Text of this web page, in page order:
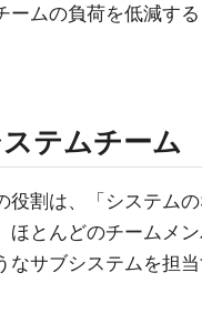
ムの負荷を低減す
テムチーム
割は、「システム
とんどのチームメ
サブシステムを担